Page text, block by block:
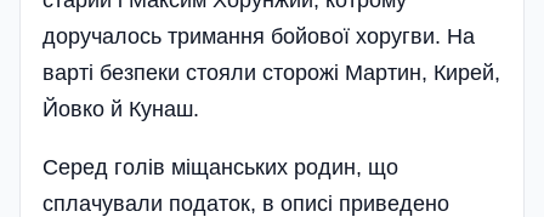
доручалось тримання бойової хоругви. На
варті безпеки стояли сторожі Мартин, Кирей,
Йовко й Кунаш.
Серед голів міщанських родин, що
сплачували податок, в описі приведено